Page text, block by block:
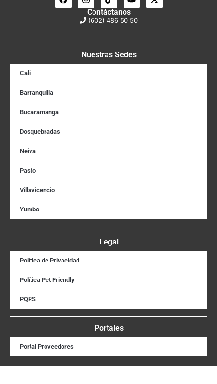
Contáctanos
(602) 486 50 50
Nuestras Sedes
Cali
Barranquilla
Bucaramanga
Dosquebradas
Neiva
Pasto
Villavicencio
Yumbo
Legal
Política de Privacidad
Política Pet Friendly
PQRS
Portales
Portal Proveedores